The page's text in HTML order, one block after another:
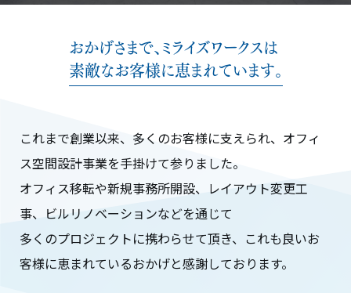
おかげさまで、ミライズワークスは
素敵なお客様に恵まれています。
これまで創業以来、多くのお客様に支えられ、オフィ
ス空間設計事業を手掛けて参りました。
オフィス移転や新規事務所開設、レイアウト変更工
事、ビルリノベーションなどを通じて
多くのプロジェクトに携わらせて頂き、これも良いお
客様に恵まれているおかげと感謝しております。